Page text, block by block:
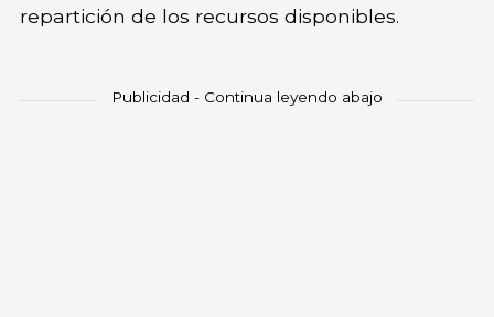
repartición de los recursos disponibles.